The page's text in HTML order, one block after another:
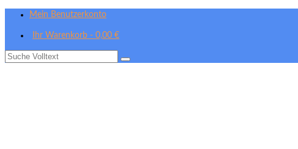
Mein Benutzerkonto
Ihr Warenkorb - 0,00 €
Suche